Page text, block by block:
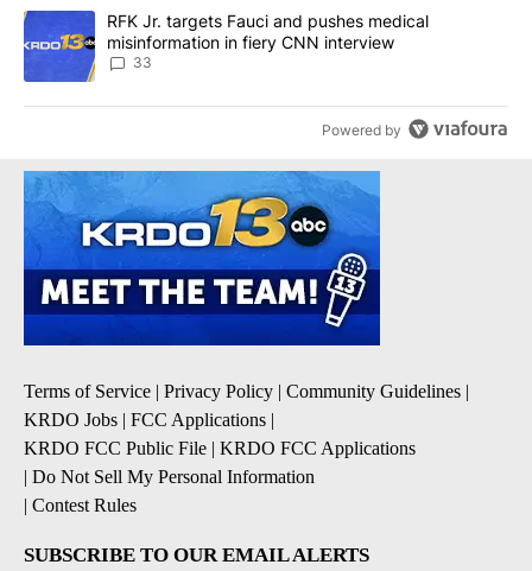
A trending article titled "RFK Jr. targets Fauci and pushes
RFK Jr. targets Fauci and pushes medical
misinformation in fiery CNN interview
33
Powered by
Terms of Service | Privacy Policy | Community Guidelines |
KRDO Jobs | FCC Applications |
KRDO FCC Public File | KRDO FCC Applications
| Do Not Sell My Personal Information
| Contest Rules
SUBSCRIBE TO OUR EMAIL ALERTS